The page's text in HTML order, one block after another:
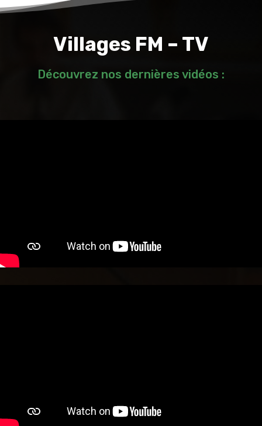
Villages FM – TV
Découvrez nos dernières vidéos :